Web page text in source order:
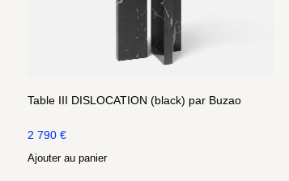
Table III DISLOCATION (black) par Buzao
2 790 €
Ajouter au panier